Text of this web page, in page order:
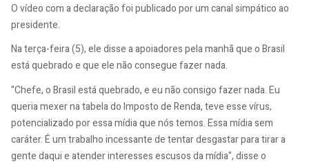
O vídeo com a declaração foi publicado por um canal simpático ao
presidente.
Na terça-feira (5), ele disse a apoiadores pela manhã que o Brasil
está quebrado e que ele não consegue fazer nada.
"Chefe, o Brasil está quebrado, e eu não consigo fazer nada. Eu
queria mexer na tabela do Imposto de Renda, teve esse vírus,
potencializado por essa mídia que nós temos. Essa mídia sem
caráter. É um trabalho incessante de tentar desgastar para tirar a
gente daqui e atender interesses escusos da mídia", disse o